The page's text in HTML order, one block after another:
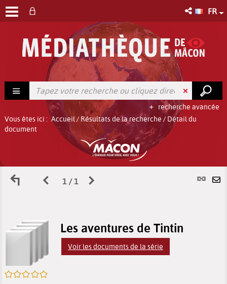
FR
recherche avancée
Vous êtes ici : Accueil/ Résultats de la recherche / Détail du
document
Retour
résultats
de
Page
des
résultats
1 / 1
Page
des
/5
Les aventures de Tintin
Voir les documents de la série